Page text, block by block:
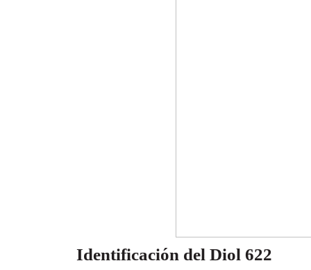
Identificación del Diol 622